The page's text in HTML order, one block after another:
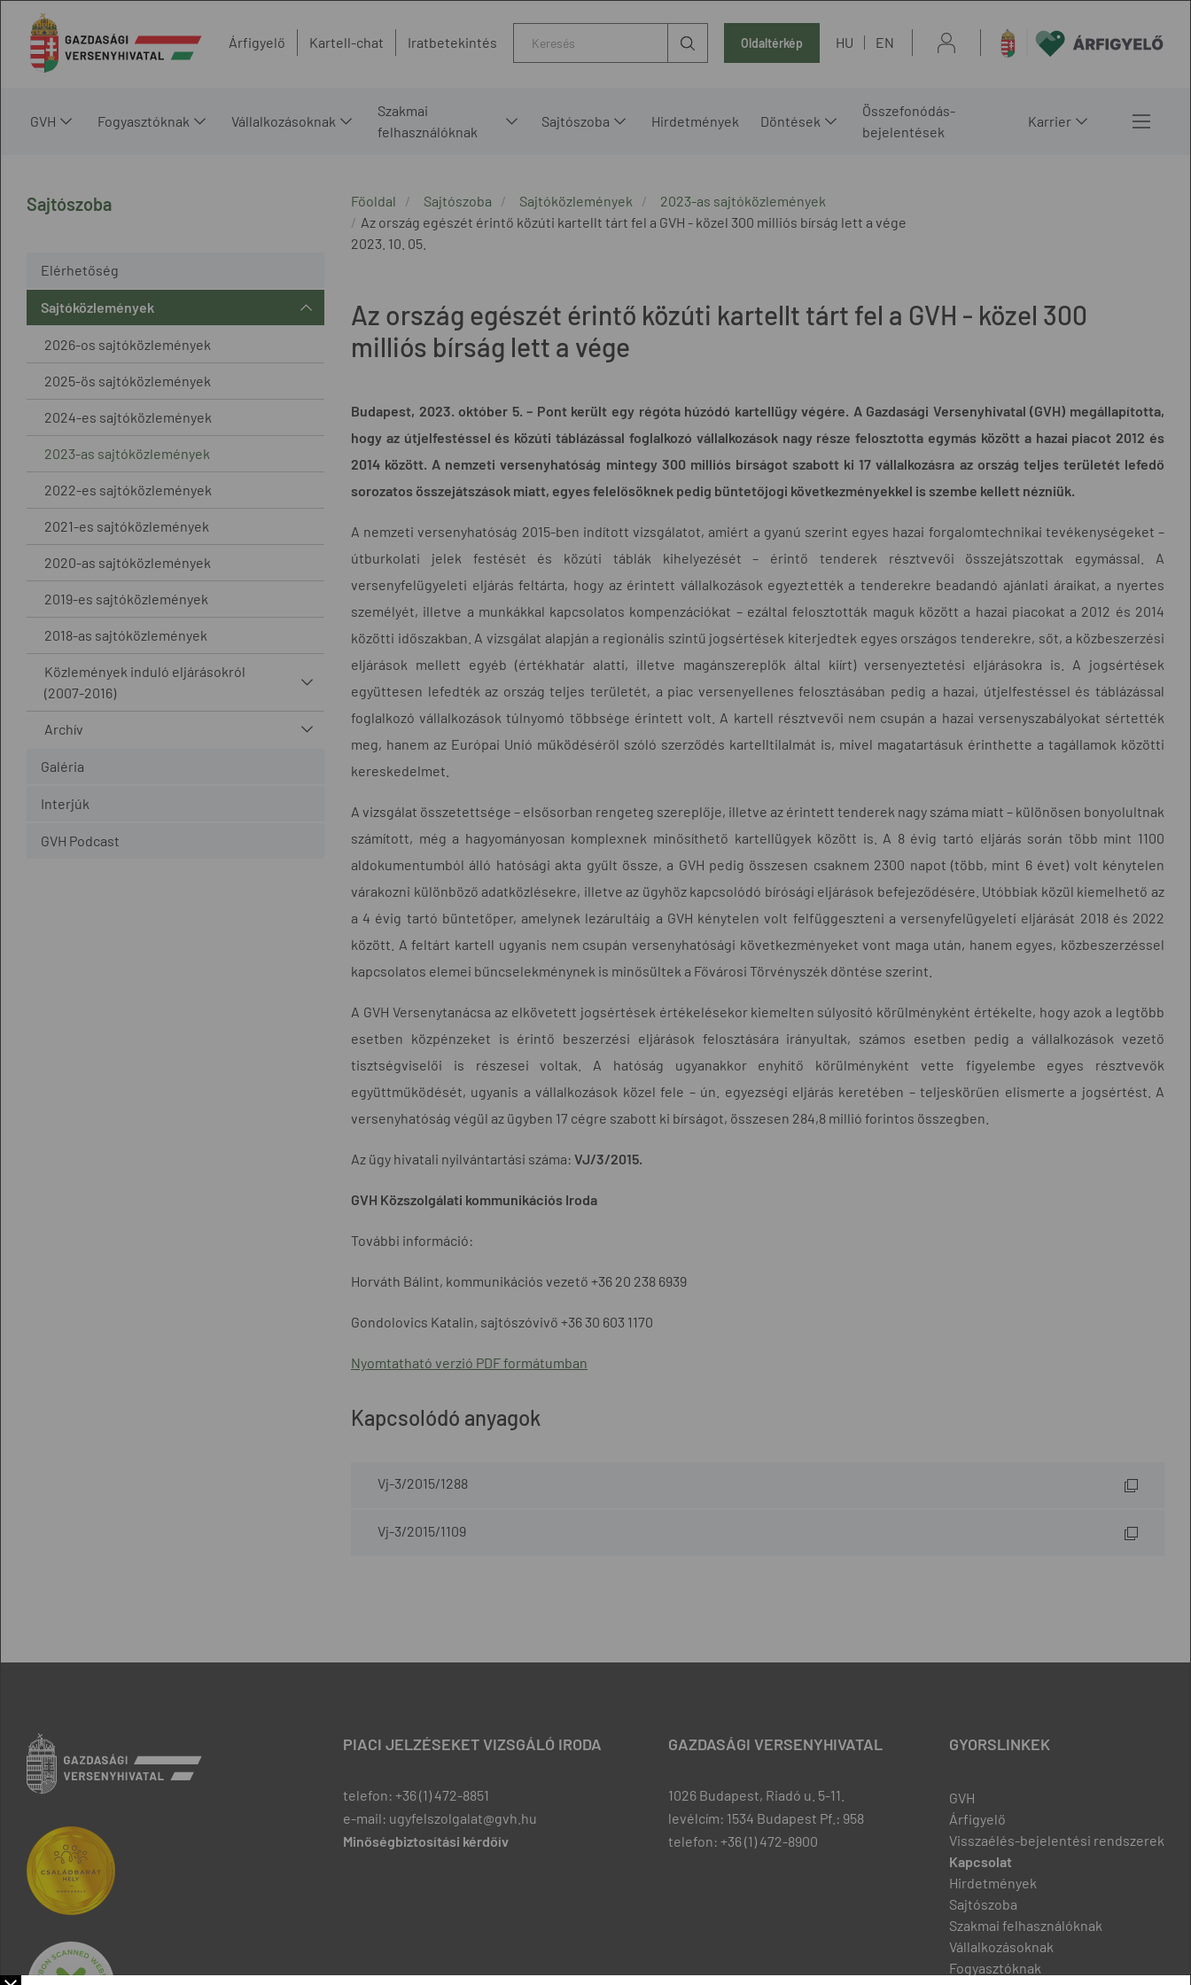
Árfigyelő Kartell-chat Iratbetekintés Oldaltérkép HU EN
GVH Fogyasztóknak Vállalkozásoknak
Szakmai
felhasználóknak
Sajtószoba Hirdetmények Döntések
Összefonódás-
bejelentések
Karrier
Sajtószoba
Elérhetőség
Sajtóközlemények
2026-os sajtóközlemények
2025-ös sajtóközlemények
2024-es sajtóközlemények
2023-as sajtóközlemények
2022-es sajtóközlemények
2021-es sajtóközlemények
2020-as sajtóközlemények
2019-es sajtóközlemények
2018-as sajtóközlemények
Közlemények induló eljárásokról
(2007-2016)
Archív
Galéria
Interjúk
GVH Podcast
Főoldal Sajtószoba Sajtóközlemények
2023-as sajtóközlemények
Az ország egészét érintő közúti kartellt tárt fel a GVH - közel 300 milliós bírság lett a vége
2023. 10. 05.
Az ország egészét érintő közúti kartellt tárt fel a GVH - közel 300
milliós bírság lett a vége
Budapest, 2023. október 5. – Pont került egy régóta húzódó kartellügy végére. A Gazdasági Versenyhivatal (GVH) megállapította,
hogy az útjelfestéssel és közúti táblázással foglalkozó vállalkozások nagy része felosztotta egymás között a hazai piacot 2012 és
2014 között. A nemzeti versenyhatóság mintegy 300 milliós bírságot szabott ki 17 vállalkozásra az ország teljes területét lefedő
sorozatos összejátszások miatt, egyes felelősöknek pedig büntetőjogi következményekkel is szembe kellett nézniük.
A nemzeti versenyhatóság 2015-ben indított vizsgálatot, amiért a gyanú szerint egyes hazai forgalomtechnikai tevékenységeket –
útburkolati jelek festését és közúti táblák kihelyezését – érintő tenderek résztvevői összejátszottak egymással. A
versenyfelügyeleti eljárás feltárta, hogy az érintett vállalkozások egyeztették a tenderekre beadandó ajánlati áraikat, a nyertes
személyét, illetve a munkákkal kapcsolatos kompenzációkat – ezáltal felosztották maguk között a hazai piacokat a 2012 és 2014
közötti időszakban. A vizsgálat alapján a regionális szintű jogsértések kiterjedtek egyes országos tenderekre, sőt, a közbeszerzési
eljárások mellett egyéb (értékhatár alatti, illetve magánszereplők által kiírt) versenyeztetési eljárásokra is. A jogsértések
együttesen lefedték az ország teljes területét, a piac versenyellenes felosztásában pedig a hazai, útjelfestéssel és táblázással
foglalkozó vállalkozások túlnyomó többsége érintett volt. A kartell résztvevői nem csupán a hazai versenyszabályokat sértették
meg, hanem az Európai Unió működéséről szóló szerződés kartelltilalmát is, mivel magatartásuk érinthette a tagállamok közötti
kereskedelmet.
A vizsgálat összetettsége – elsősorban rengeteg szereplője, illetve az érintett tenderek nagy száma miatt – különösen bonyolultnak
számított, még a hagyományosan komplexnek minősíthető kartellügyek között is. A 8 évig tartó eljárás során több mint 1100
aldokumentumból álló hatósági akta gyűlt össze, a GVH pedig összesen csaknem 2300 napot (több, mint 6 évet) volt kénytelen
várakozni különböző adatközlésekre, illetve az ügyhöz kapcsolódó bírósági eljárások befejeződésére. Utóbbiak közül kiemelhető az
a 4 évig tartó büntetőper, amelynek lezárultáig a GVH kénytelen volt felfüggeszteni a versenyfelügyeleti eljárását 2018 és 2022
között. A feltárt kartell ugyanis nem csupán versenyhatósági következményeket vont maga után, hanem egyes, közbeszerzéssel
kapcsolatos elemei bűncselekménynek is minősültek a Fővárosi Törvényszék döntése szerint.
A GVH Versenytanácsa az elkövetett jogsértések értékelésekor kiemelten súlyosító körülményként értékelte, hogy azok a legtöbb
esetben közpénzeket is érintő beszerzési eljárások felosztására irányultak, számos esetben pedig a vállalkozások vezető
tisztségviselői is részesei voltak. A hatóság ugyanakkor enyhítő körülményként vette figyelembe egyes résztvevők
együttműködését, ugyanis a vállalkozások közel fele – ún. egyezségi eljárás keretében – teljeskörűen elismerte a jogsértést. A
versenyhatóság végül az ügyben 17 cégre szabott ki bírságot, összesen 284,8 millió forintos összegben.
Az ügy hivatali nyilvántartási száma: VJ/3/2015.
GVH Közszolgálati kommunikációs Iroda
További információ:
Horváth Bálint, kommunikációs vezető +36 20 238 6939
Gondolovics Katalin, sajtószóvivő +36 30 603 1170
Nyomtatható verzió PDF formátumban
Kapcsolódó anyagok
Vj-3/2015/1288
Vj-3/2015/1109
PIACI JELZÉSEKET VIZSGÁLÓ IRODA
telefon: +36 (1) 472-8851
e-mail: ugyfelszolgalat@gvh.hu
Minőségbiztosítási kérdőív
GAZDASÁGI VERSENYHIVATAL
1026 Budapest, Riadó u. 5-11.
levélcím: 1534 Budapest Pf.: 958
telefon: +36 (1) 472-8900
GYORSLINKEK
GVH
Árfigyelő
Visszaélés-bejelentési rendszerek
Kapcsolat
Hirdetmények
Sajtószoba
Szakmai felhasználóknak
Vállalkozásoknak
Fogyasztóknak